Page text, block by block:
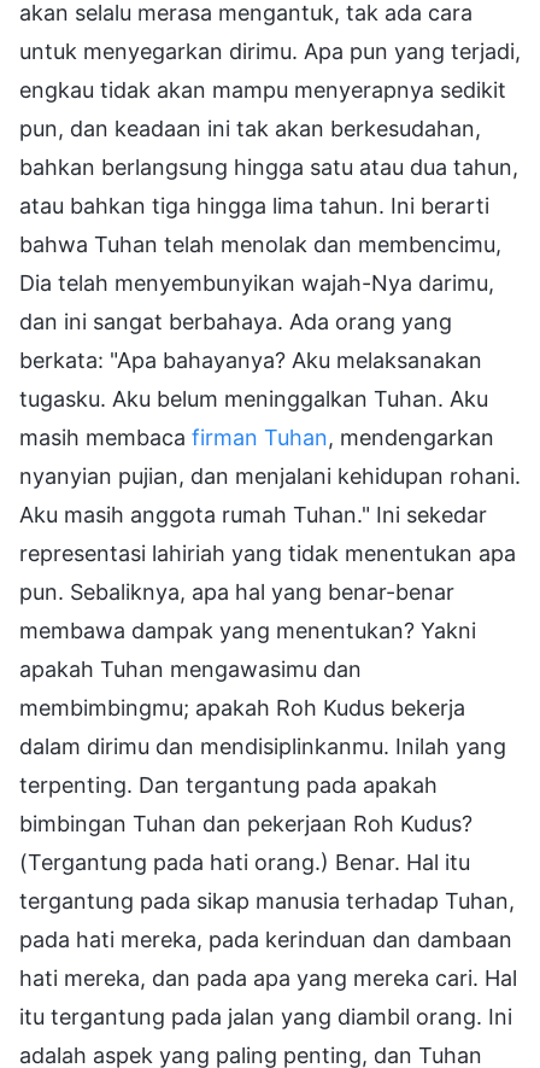
akan selalu merasa mengantuk, tak ada cara
untuk menyegarkan dirimu. Apa pun yang terjadi,
engkau tidak akan mampu menyerapnya sedikit
pun, dan keadaan ini tak akan berkesudahan,
bahkan berlangsung hingga satu atau dua tahun,
atau bahkan tiga hingga lima tahun. Ini berarti
bahwa Tuhan telah menolak dan membencimu,
Dia telah menyembunyikan wajah-Nya darimu,
dan ini sangat berbahaya. Ada orang yang
berkata: "Apa bahayanya? Aku melaksanakan
tugasku. Aku belum meninggalkan Tuhan. Aku
masih membaca firman Tuhan, mendengarkan
nyanyian pujian, dan menjalani kehidupan rohani.
Aku masih anggota rumah Tuhan." Ini sekedar
representasi lahiriah yang tidak menentukan apa
pun. Sebaliknya, apa hal yang benar-benar
membawa dampak yang menentukan? Yakni
apakah Tuhan mengawasimu dan
membimbingmu; apakah Roh Kudus bekerja
dalam dirimu dan mendisiplinkanmu. Inilah yang
terpenting. Dan tergantung pada apakah
bimbingan Tuhan dan pekerjaan Roh Kudus?
(Tergantung pada hati orang.) Benar. Hal itu
tergantung pada sikap manusia terhadap Tuhan,
pada hati mereka, pada kerinduan dan dambaan
hati mereka, dan pada apa yang mereka cari. Hal
itu tergantung pada jalan yang diambil orang. Ini
adalah aspek yang paling penting, dan Tuhan